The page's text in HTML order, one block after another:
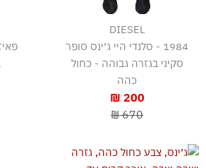
DIESEL
1984 - סלנדי היי ג׳ינס סופר
סקיני בגזרה גבוהה - כחול
כהה
200 ₪
670 ₪